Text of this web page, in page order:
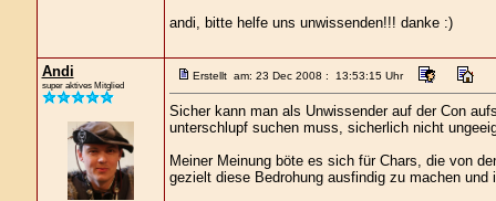
andi, bitte helfe uns unwissenden!!! danke :)
Andi
super aktives Mitglied
Erstellt am: 23 Dec 2008 : 13:53:15 Uhr
Sicher kann man als Unwissender auf der Con
unterschlupf suchen muss, sicherlich nicht
Meiner Meinung böte es sich für Chars, die von
gezielt diese Bedrohung ausfindig zu machen und